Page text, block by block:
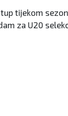
tijekom
za U20